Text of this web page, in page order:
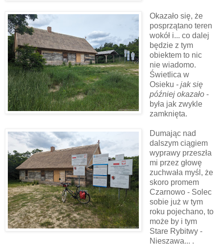
Okazało się, że
posprzątano teren
wokół i... co dalej
będzie z tym
obiektem to nic
nie wiadomo.
Świetlica w
Osieku - jak się
później okazało -
była jak zwykle
zamknięta.
Dumając nad
dalszym ciągiem
wyprawy przeszła
mi przez głowę
zuchwała myśl, że
skoro promem
Czarnowo - Solec
sobie już w tym
roku pojechano, to
może by i tym
Stare Rybitwy -
Nieszawa... .